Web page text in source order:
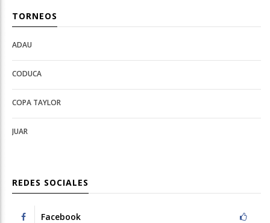
TORNEOS
Open
Deportes
configuration
options
Open
configuration
options
ADAU
CODUCA
COPA TAYLOR
JUAR
REDES SOCIALES
Facebook